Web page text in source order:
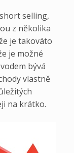
selling,
z několika
je takováto
je možné
bývá
vlastně
na krátko.